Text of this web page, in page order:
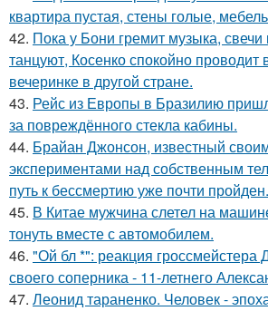
квартира пустая, стены голые,
42. Пока у Бони гремит музыка, свечи
танцуют, Косенко спокойно проводит
вечеринке в другой стране.
43. Рейс из Европы в Бразилию
за повреждённого стекла кабины.
44. Брайан Джонсон, известный
экспериментами над собственным
путь к бессмертию уже почти пройден.
45. В Китае мужчина слетел на
тонуть вместе с автомобилем.
46. "Ой бл *": реакция гроссмейстера
своего соперника - 11-летнего
47. Леонид тараненко. Человек -